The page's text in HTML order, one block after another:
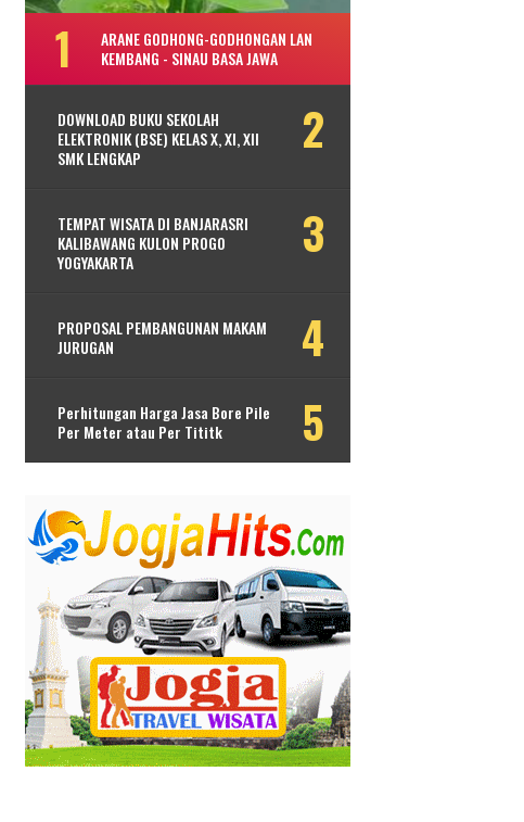
ARANE GODHONG-GODHONGAN LAN
KEMBANG - SINAU BASA JAWA
DOWNLOAD BUKU SEKOLAH
ELEKTRONIK (BSE) KELAS X, XI, XII
SMK LENGKAP
TEMPAT WISATA DI BANJARASRI
KALIBAWANG KULON PROGO
YOGYAKARTA
PROPOSAL PEMBANGUNAN MAKAM
JURUGAN
Perhitungan Harga Jasa Bore Pile
Per Meter atau Per Tititk